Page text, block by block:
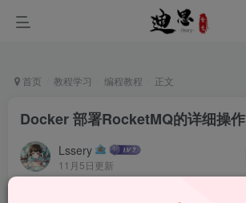
首页 教程学习 编程教程 正文
Docker 部署RocketMQ的详细操作
Lssery
11月5日更新